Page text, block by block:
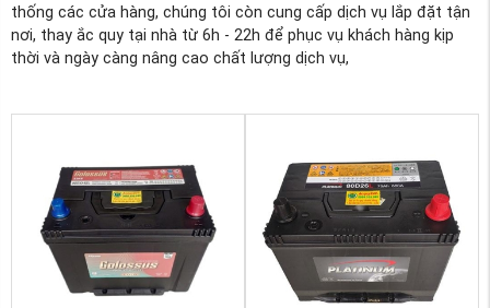
thống các cửa hàng, chúng tôi còn cung cấp dịch vụ lắp đặt tận
nơi, thay ắc quy tại nhà từ 6h - 22h để phục vụ khách hàng kịp
thời và ngày càng nâng cao chất lượng dịch vụ,